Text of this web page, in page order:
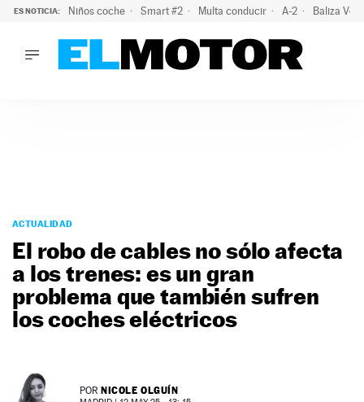
ES NOTICIA: Niños coche Smart #2 Multa conducir A-2 Baliza V-
PODCAST
MOTOS
TECNOLOGÍA
SUPERCOCHES
MOTORTV
NEWSLETTER
ACTUALIDAD
El robo de cables no sólo afecta
a los trenes: es un gran
problema que también sufren
los coches eléctricos
POR NICOLE OLGUÍN